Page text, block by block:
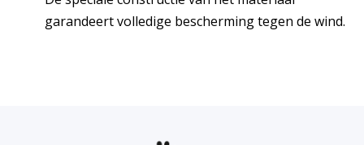
garandeert volledige bescherming tegen de wind.